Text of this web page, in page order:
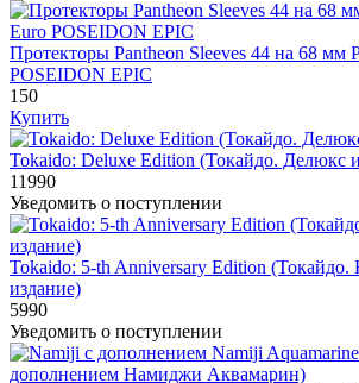
Протекторы Pantheon Sleeves 44 на 68
POSEIDON EPIC
150
Купить
Tokaido: Deluxe Edition (Токайдо. Делюкс
11990
Уведомить о поступлении
Tokaido: 5-th Anniversary Edition
издание)
5990
Уведомить о поступлении